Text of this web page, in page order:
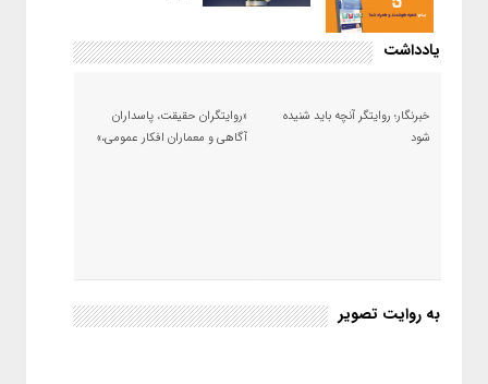
یادداشت
خبرنگار؛ روایتگر آنچه باید شنیده
شود
«روایتگران حقیقت، پاسداران
آگاهی و معماران افکار عمومی،»
به روایت تصویر